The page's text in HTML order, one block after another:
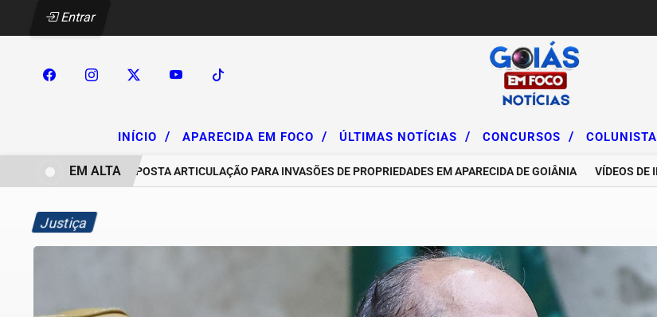
Entrar
INÍCIO / APARECIDA EM FOCO / ÚLTIMAS NOTÍCIAS / CONCURSOS /
DENUNCIAM SUPOSTA ARTICULAÇÃO PARA INVASÕES DE PROPRIEDADES EM APARECIDA DE GOIÂNIA VÍDEOS DE
EM ALTA
Justiça